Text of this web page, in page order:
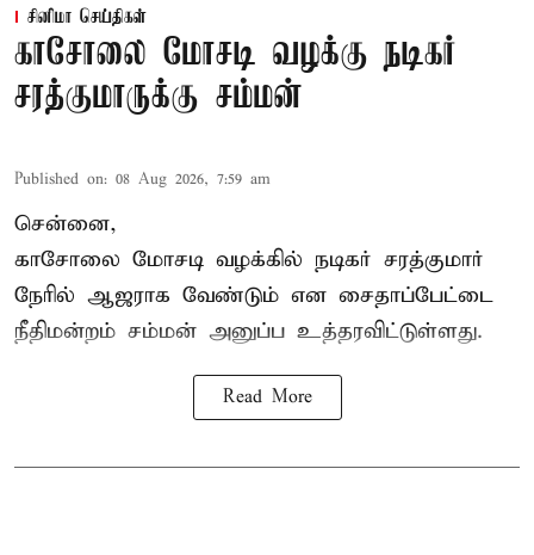
சினிமா செய்திகள்
காசோலை மோசடி வழக்கு நடிகர்
சரத்குமாருக்கு சம்மன்
Published on: 08 Aug 2026, 7:59 am
சென்னை,
காசோலை மோசடி வழக்கில் நடிகர் சரத்குமார்
நேரில் ஆஜராக வேண்டும் என சைதாப்பேட்டை
நீதிமன்றம் சம்மன் அனுப்ப உத்தரவிட்டுள்ளது.
Read More